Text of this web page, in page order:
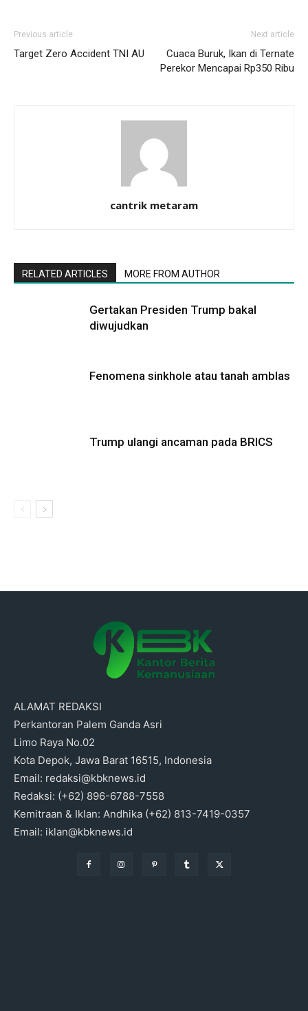
Previous article
Target Zero Accident TNI AU
Next article
Cuaca Buruk, Ikan di Ternate
Perekor Mencapai Rp350 Ribu
cantrik metaram
RELATED ARTICLES MORE FROM AUTHOR
Gertakan Presiden Trump bakal
diwujudkan
Fenomena sinkhole atau tanah amblas
Trump ulangi ancaman pada BRICS
ALAMAT REDAKSI
Perkantoran Palem Ganda Asri
Limo Raya No.02
Kota Depok, Jawa Barat 16515, Indonesia
Email: redaksi@kbknews.id
Redaksi: (+62) 896-6788-7558
Kemitraan & Iklan: Andhika (+62) 813-7419-0357
Email: iklan@kbknews.id